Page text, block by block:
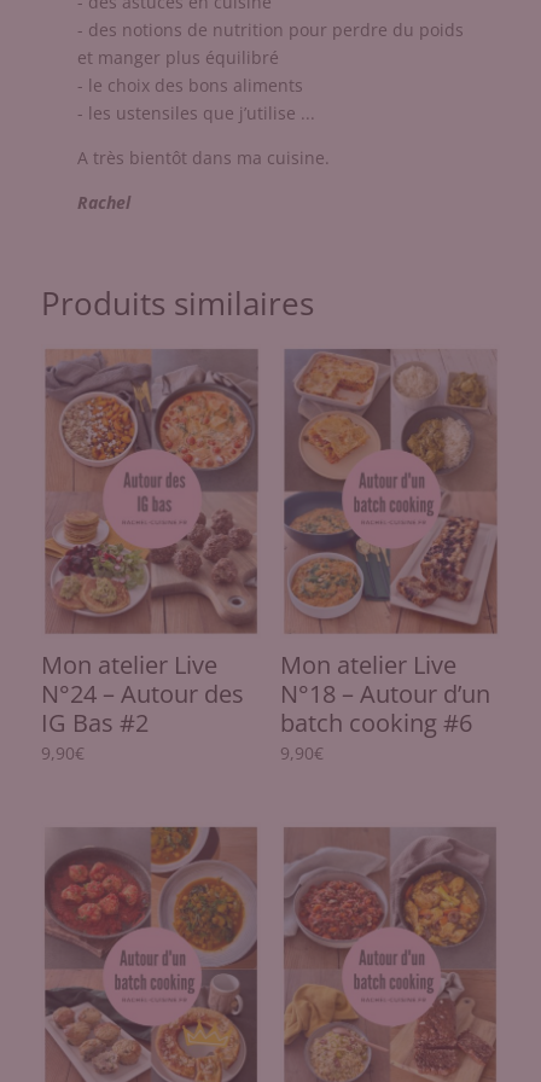
- des notions de nutrition pour perdre du poids
et manger plus équilibré
- le choix des bons aliments
- les ustensiles que j’utilise ...
A très bientôt dans ma cuisine.
Rachel
Produits similaires
Mon atelier Live
N°24 – Autour des
IG Bas #2
9,90€
Mon atelier Live
N°18 – Autour d’un
batch cooking #6
9,90€